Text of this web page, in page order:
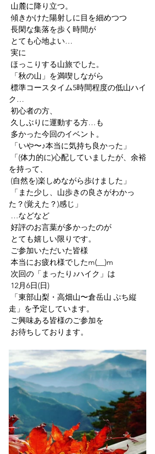
山麓に降り立つ。
傾きかけた陽射しに目を細めつつ
長閑な集落を歩く時間が
とても心地よい…
実に
ほっこりする山旅でした。
「秋の山」を満喫しながら
ク…
初心者の方、
久しぶりに運動する方…も
多かった今回のイベント。
「いや〜♪本当に気持ち良かった」
を持って、
(自然を)楽しめながら歩けました」
た？(覚えた？)感じ」
…などなど
好評のお言葉が多かったのが
とても嬉しい限りです。
ご参加いただいた皆様
本当にお疲れ様でしたm(__)m
次回の「まったり♪ハイク」は
12月6日(日)
走」を予定しています。
ご興味ある皆様のご参加を
お待ちしております。